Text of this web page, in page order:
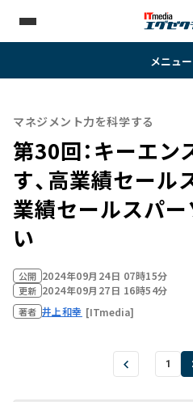
メニュー
マネジメント力を科学する
第30回：キーエ
す、高業績セール
業績セールスパ
い
公開 2024年09月24日 07時15分
更新 2024年09月27日 16時54分
著者 井上和幸 [ITmedia]
1